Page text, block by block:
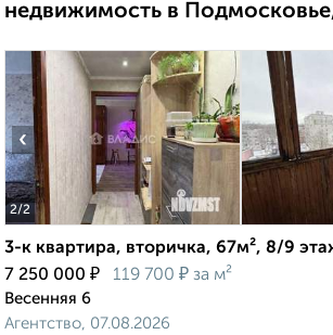
недвижимость в
2/2
‹
3-к квартира, вторичка, 67м², 8/9
7 250 000 ₽ 119 700 ₽ за м²
Весенняя 6
Агентство, 07.08.2026